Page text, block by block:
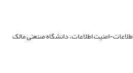
امنیت اطلاعات، دانشگاه صنعتی مالک